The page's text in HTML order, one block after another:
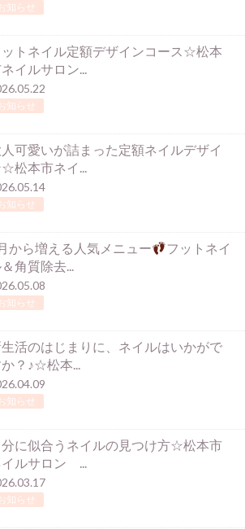
知らせ
ットネイル定額デザインコース☆松本
イルサロン...
知らせ
可愛いが詰まった定額ネイルデザイ
☆松本市ネイ...
知らせ
から増える人気メニュー
フットネイ
角質除去...
知らせ
活のはじまりに、ネイルはいかがで
？♪☆松本...
知らせ
分に似合うネイルの見つけ方☆松本市
イルサロン ...
知らせ